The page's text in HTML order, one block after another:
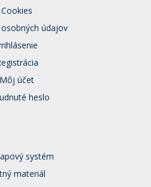
Cookies
údajov
Môj účet
heslo
systém
materiál